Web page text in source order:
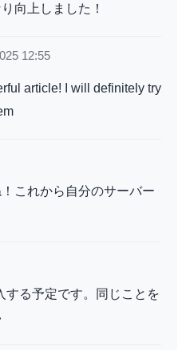
向上しました！
12:55
article! I will definitely try
これから自分のサーバー
する予定です。同じことを